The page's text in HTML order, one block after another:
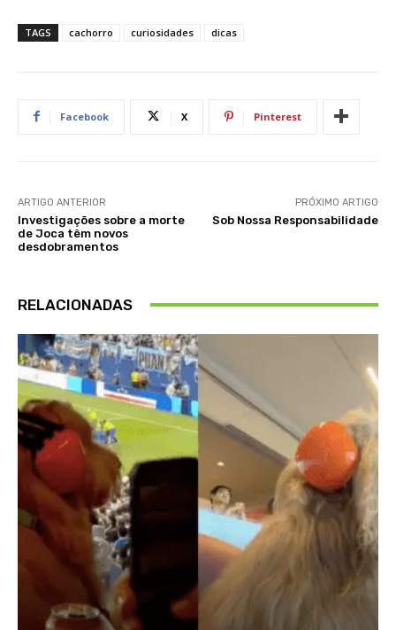
TAGS cachorro curiosidades dicas
Facebook X Pinterest
ARTIGO ANTERIOR
Investigações sobre a morte
de Joca têm novos
desdobramentos
PRÓXIMO ARTIGO
Sob Nossa Responsabilidade
RELACIONADAS